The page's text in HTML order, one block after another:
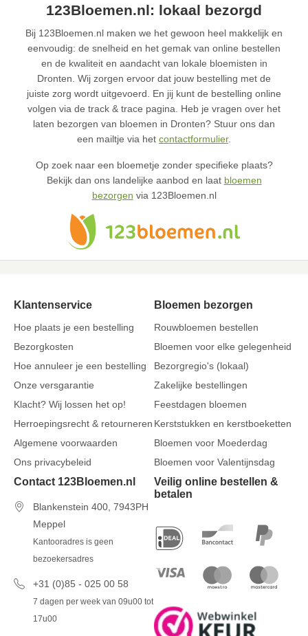
123Bloemen.nl: lokaal bezorgd
Bij 123Bloemen.nl maken we het gewoon heel makkelijk en
eenvoudig: de snelheid en het gemak van online bestellen
en de kwaliteit en aandacht van lokale bloemisten in
Dronten. Wij zorgen ervoor dat jouw bestelling met de
juiste zorg wordt uitgevoerd. En jij kunt de bestelling online
volgen via de track & trace pagina. Heb je vragen over het
laten bezorgen van bloemen in Dronten? Stuur ons dan
een mailtje via het contactformulier.
Op zoek naar een bloemetje zonder specifieke plaats?
Bekijk dan ons landelijke aanbod en laat bloemen
bezorgen via 123Bloemen.nl
Klantenservice
Hoe plaats je een bestelling
Bezorgkosten
Hoe annuleer je een bestelling
Onze versgarantie
Klacht? Wij lossen het op!
Herroepingsrecht & retourneren
Algemene voorwaarden
Ons privacybeleid
Bloemen bezorgen
Rouwbloemen bestellen
Bloemen voor elke gelegenheid
Bezorgregio's (lokaal)
Zakelijke bestellingen
Feestdagen bloemen
Kerststukken en kerstboeketten
Bloemen voor Moederdag
Bloemen voor Valentijnsdag
Contact 123Bloemen.nl
Blankenstein 400, 7943PH
Meppel
Kantooradres is geen
bezoekersadres
+31 (0)85 - 025 00 58
7 dagen per week van 09u00 tot
17u00
Veilig online bestellen &
betalen